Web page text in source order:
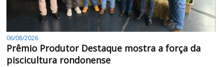
06/08/2026
Prêmio Produtor Destaque mostra a força da
piscicultura rondonense